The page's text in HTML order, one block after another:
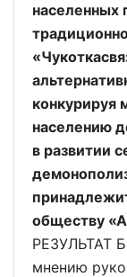
населенных
конкурируя
населению
в развитии
обществу
РЕЗУЛЬТАТ
мнению